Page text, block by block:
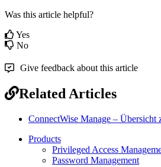
Was this article helpful?
Yes
No
Give feedback about this article
Related Articles
ConnectWise Manage – Übersicht
Products
Privileged Access
Password Management